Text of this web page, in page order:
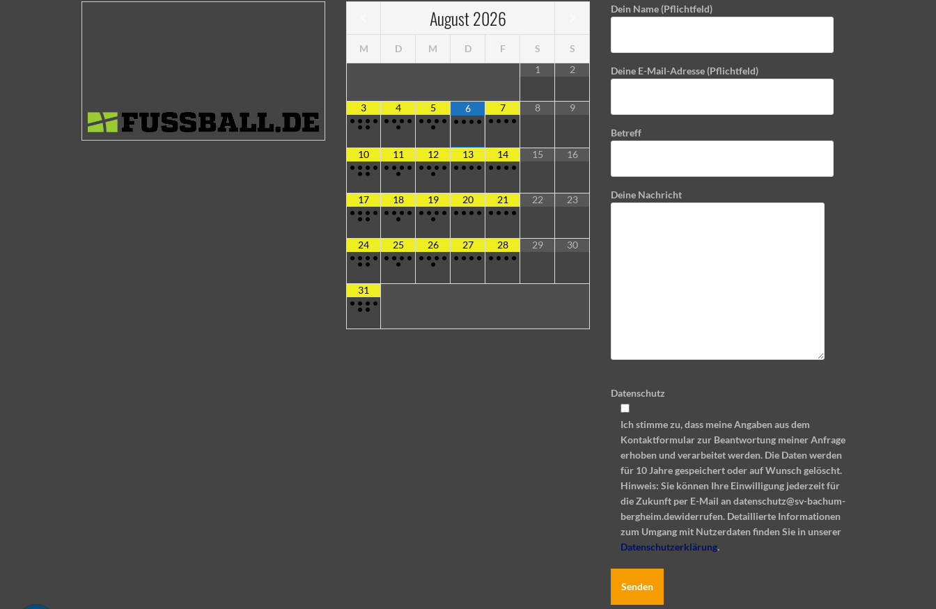
August2026
M D M D F S
S
1
2
3
• • • •
• •
4
• • • •
•
5
• • • •
•
6
• • • •
7
• • • •
8 9
10
• • • •
• •
11
• • • •
•
12
• • • •
•
13
• • • •
14
• • • •
15 16
17
• • • •
• •
18
• • • •
•
19
• • • •
•
20
• • • •
21
• • • •
22 23
24
• • • •
• •
25
• • • •
•
26
• • • •
•
27
• • • •
28
• • • •
29 30
31
• • • •
• •
Dein Name (Pflichtfeld)
Deine E-Mail-Adresse (Pflichtfeld)
Betreff
Deine Nachricht
Datenschutz
Ich stimme zu, dass meine Angaben aus dem
Kontaktformular zur Beantwortung meiner Anfrage
erhoben und verarbeitet werden. Die Daten werden
für 10 Jahre gespeichert oder auf Wunsch gelöscht.
Hinweis: Sie können Ihre Einwilligung jederzeit für
die Zukunft per E-Mail an datenschutz@sv-bachum-
bergheim.dewiderrufen. Detaillierte Informationen
zum Umgang mit Nutzerdaten finden Sie in unserer
Datenschutzerklärung.